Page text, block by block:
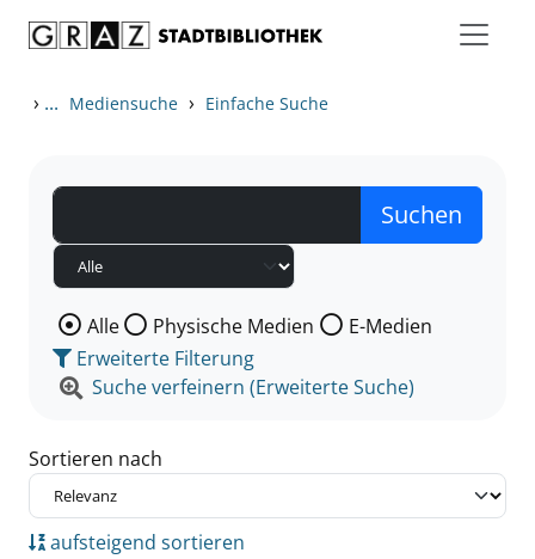
› ... Mediensuche › Einfache Suche
Wählen Sie die Medienart nach der Sie suchen wollen.
Alle Physische Medien
E-Medien
Erweiterte Filterung
Suche verfeinern (Erweiterte Suche)
Sortieren nach
aufsteigend sortieren